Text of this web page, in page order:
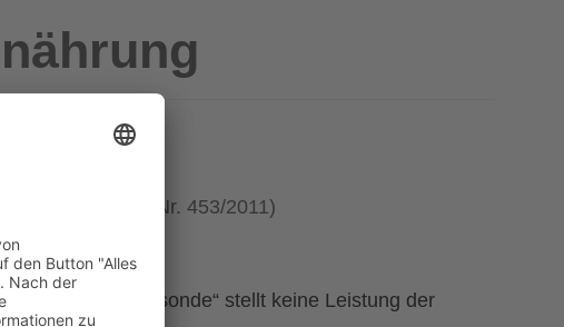
4 (idF BGBl. II Nr. 453/2011)
Magensonde“ stellt keine Leistung der